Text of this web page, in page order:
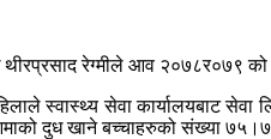
रेग्मीले आव २०७८र०७९ को
स्वास्थ्य सेवा कार्यालयबाट
दुध खाने बच्चाहरुको संख्या